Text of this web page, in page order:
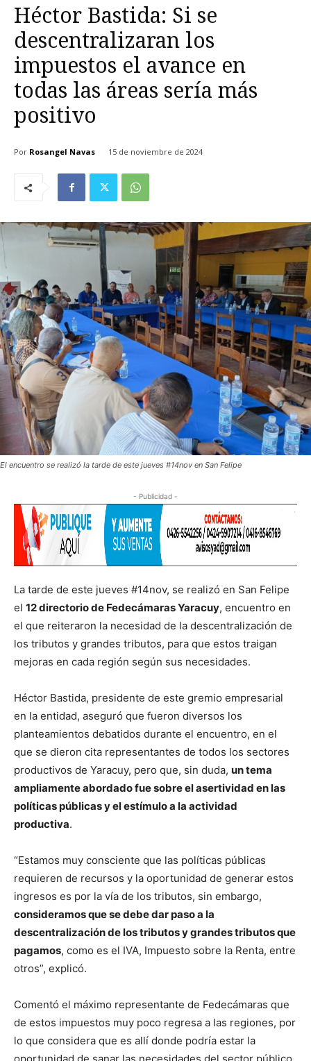
Héctor Bastida: Si se
descentralizaran los
impuestos el avance en
todas las áreas sería más
positivo
Por Rosangel Navas 15 de noviembre de 2024
El encuentro se realizó la tarde de este jueves #14nov en San Felipe
- Publicidad -
La tarde de este jueves #14nov, se realizó en San Felipe
el 12 directorio de Fedecámaras Yaracuy, encuentro en
el que reiteraron la necesidad de la descentralización de
los tributos y grandes tributos, para que estos traigan
mejoras en cada región según sus necesidades.
Héctor Bastida, presidente de este gremio empresarial
en la entidad, aseguró que fueron diversos los
planteamientos debatidos durante el encuentro, en el
que se dieron cita representantes de todos los sectores
productivos de Yaracuy, pero que, sin duda, un tema
ampliamente abordado fue sobre el asertividad en las
políticas públicas y el estímulo a la actividad
productiva.
“Estamos muy consciente que las políticas públicas
requieren de recursos y la oportunidad de generar estos
ingresos es por la vía de los tributos, sin embargo,
consideramos que se debe dar paso a la
descentralización de los tributos y grandes tributos que
pagamos, como es el IVA, Impuesto sobre la Renta, entre
otros”, explicó.
Comentó el máximo representante de Fedecámaras que
de estos impuestos muy poco regresa a las regiones, por
lo que considera que es allí donde podría estar la